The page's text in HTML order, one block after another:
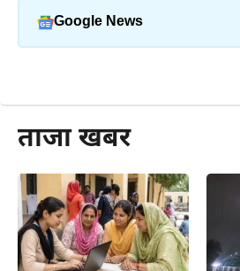
Google News
ताजा खबर